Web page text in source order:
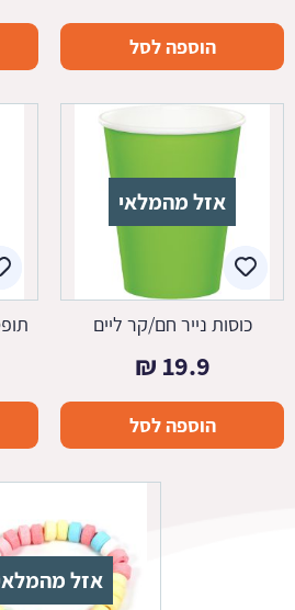
הוספה לסל
אזל מהמלאי
כוסות נייר חם/קר ליים
19.9
₪
הוספה לסל
אזל